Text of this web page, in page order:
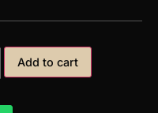
Add to cart